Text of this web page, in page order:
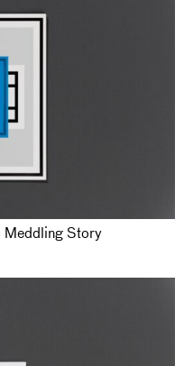
Meddling Story